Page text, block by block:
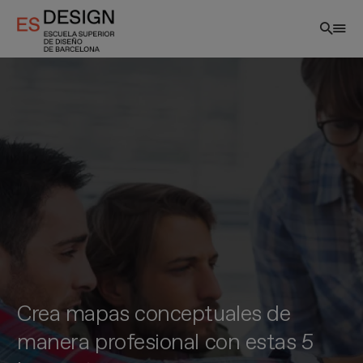
contenido
principal
Crea mapas conceptuales de
manera profesional con estas 5